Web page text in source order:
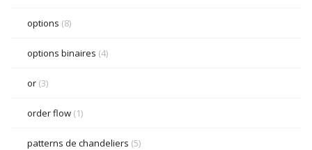
options (8)
options binaires (4)
or (3)
order flow (1)
patterns de chandeliers (5)